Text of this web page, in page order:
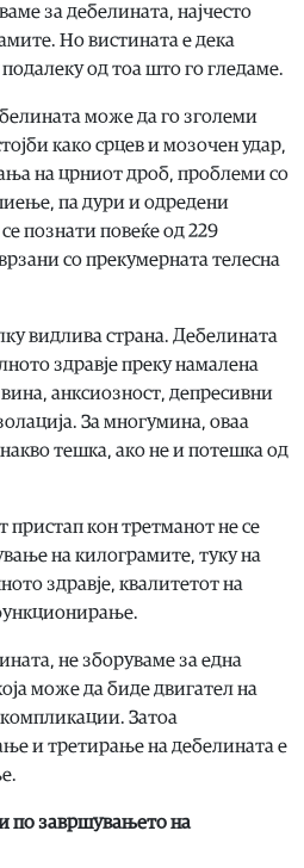
за дебелината, најчесто
Но вистината е дека
од тоа што го гледаме.
може да го зголеми
како срцев и мозочен удар,
на црниот дроб, проблеми со
па дури и одредени
познати повеќе од 229
со прекумерната телесна
видлива страна. Дебелината
здравје преку намалена
анксиозност, депресивни
За многумина, оваа
тешка, ако не и потешка од
пристап кон третманот не се
на килограмите, туку на
здравје, квалитетот на
не зборуваме за една
може да биде двигател на
Затоа
и третирање на дебелината е
по завршувањето на